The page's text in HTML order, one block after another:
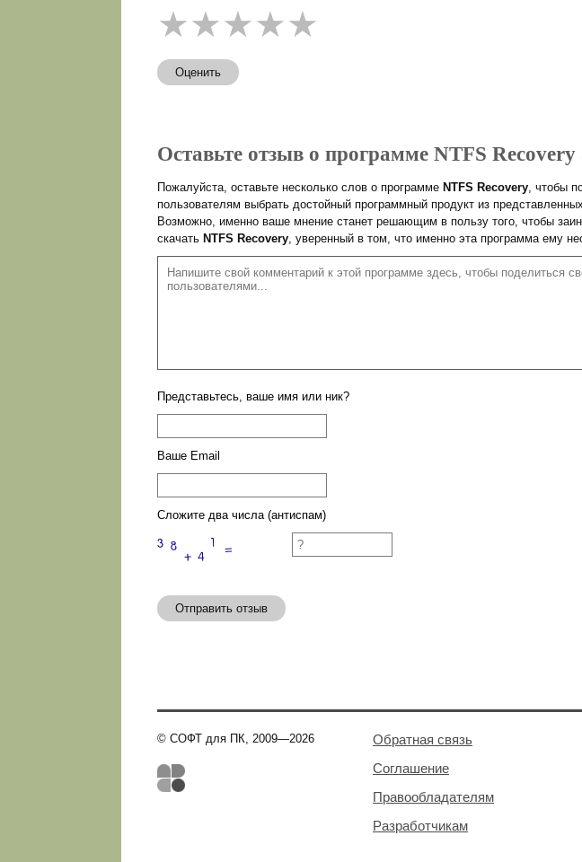
★★★★★
Оценить
Оставьте отзыв о программе NTFS Recovery
Пожалуйста, оставьте несколько слов о программе NTFS Recovery, чтобы
пользователям выбрать достойный программный продукт из
Возможно, именно ваше мнение станет решающим в пользу того, чтобы
скачать NTFS Recovery, уверенный в том, что именно эта программа ему
Представьтесь, ваше имя или ник?
Ваше Email
Сложите два числа (антиспам)
Отправить отзыв
© СОФТ для ПК, 2009—2026
Обратная связь
Соглашение
Правообладателям
Разработчикам